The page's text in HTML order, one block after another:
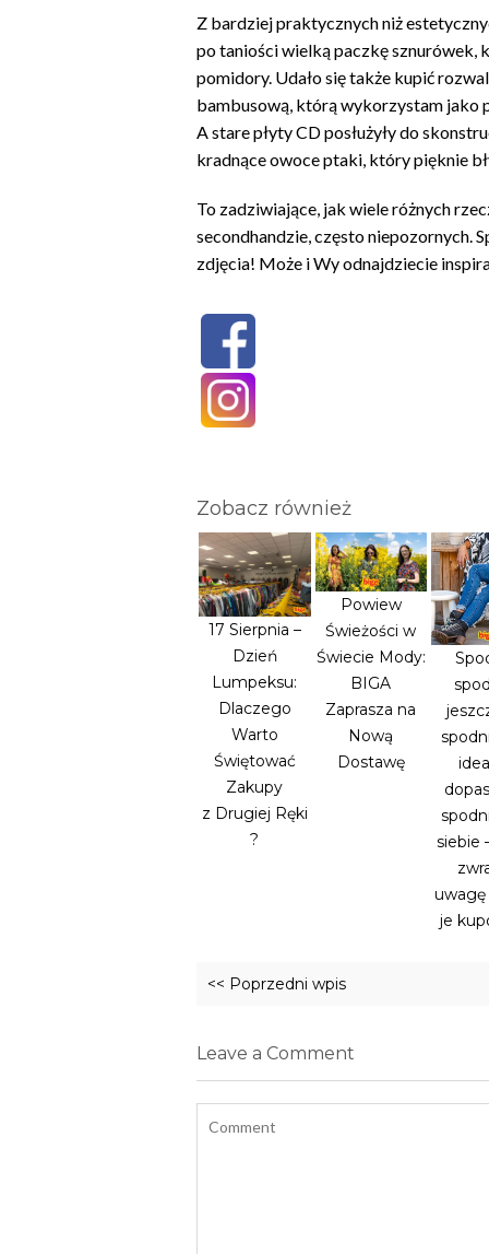
Z bardziej praktycznych niż
po taniości wielką paczkę sznurówek,
pomidory. Udało się także kupić
bambusową, którą wykorzystam jako
A stare płyty CD posłużyły do
kradnące owoce ptaki, który pięknie
To zadziwiające, jak wiele różnych
secondhandzie, często niepozornych.
zdjęcia! Może i Wy odnajdziecie
Zobacz również
17 Sierpnia –
Dzień
Lumpeksu:
Dlaczego
Warto
Świętować
Zakupy
z Drugiej Ręki
?
Powiew
Świeżości w
Świecie Mody:
BIGA
Zaprasza na
Nową
Dostawę
siebie
je
<< Poprzedni wpis
Leave a Comment